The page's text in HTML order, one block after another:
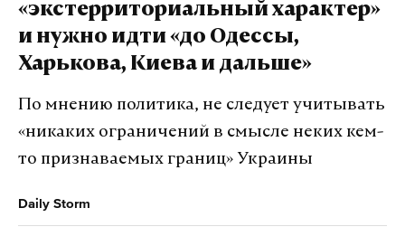
«экстерриториальный характер»
и нужно идти «до Одессы,
Харькова, Киева и дальше»
По мнению политика, не следует учитывать
«никаких ограничений в смысле неких кем-
то признаваемых границ» Украины
Daily Storm